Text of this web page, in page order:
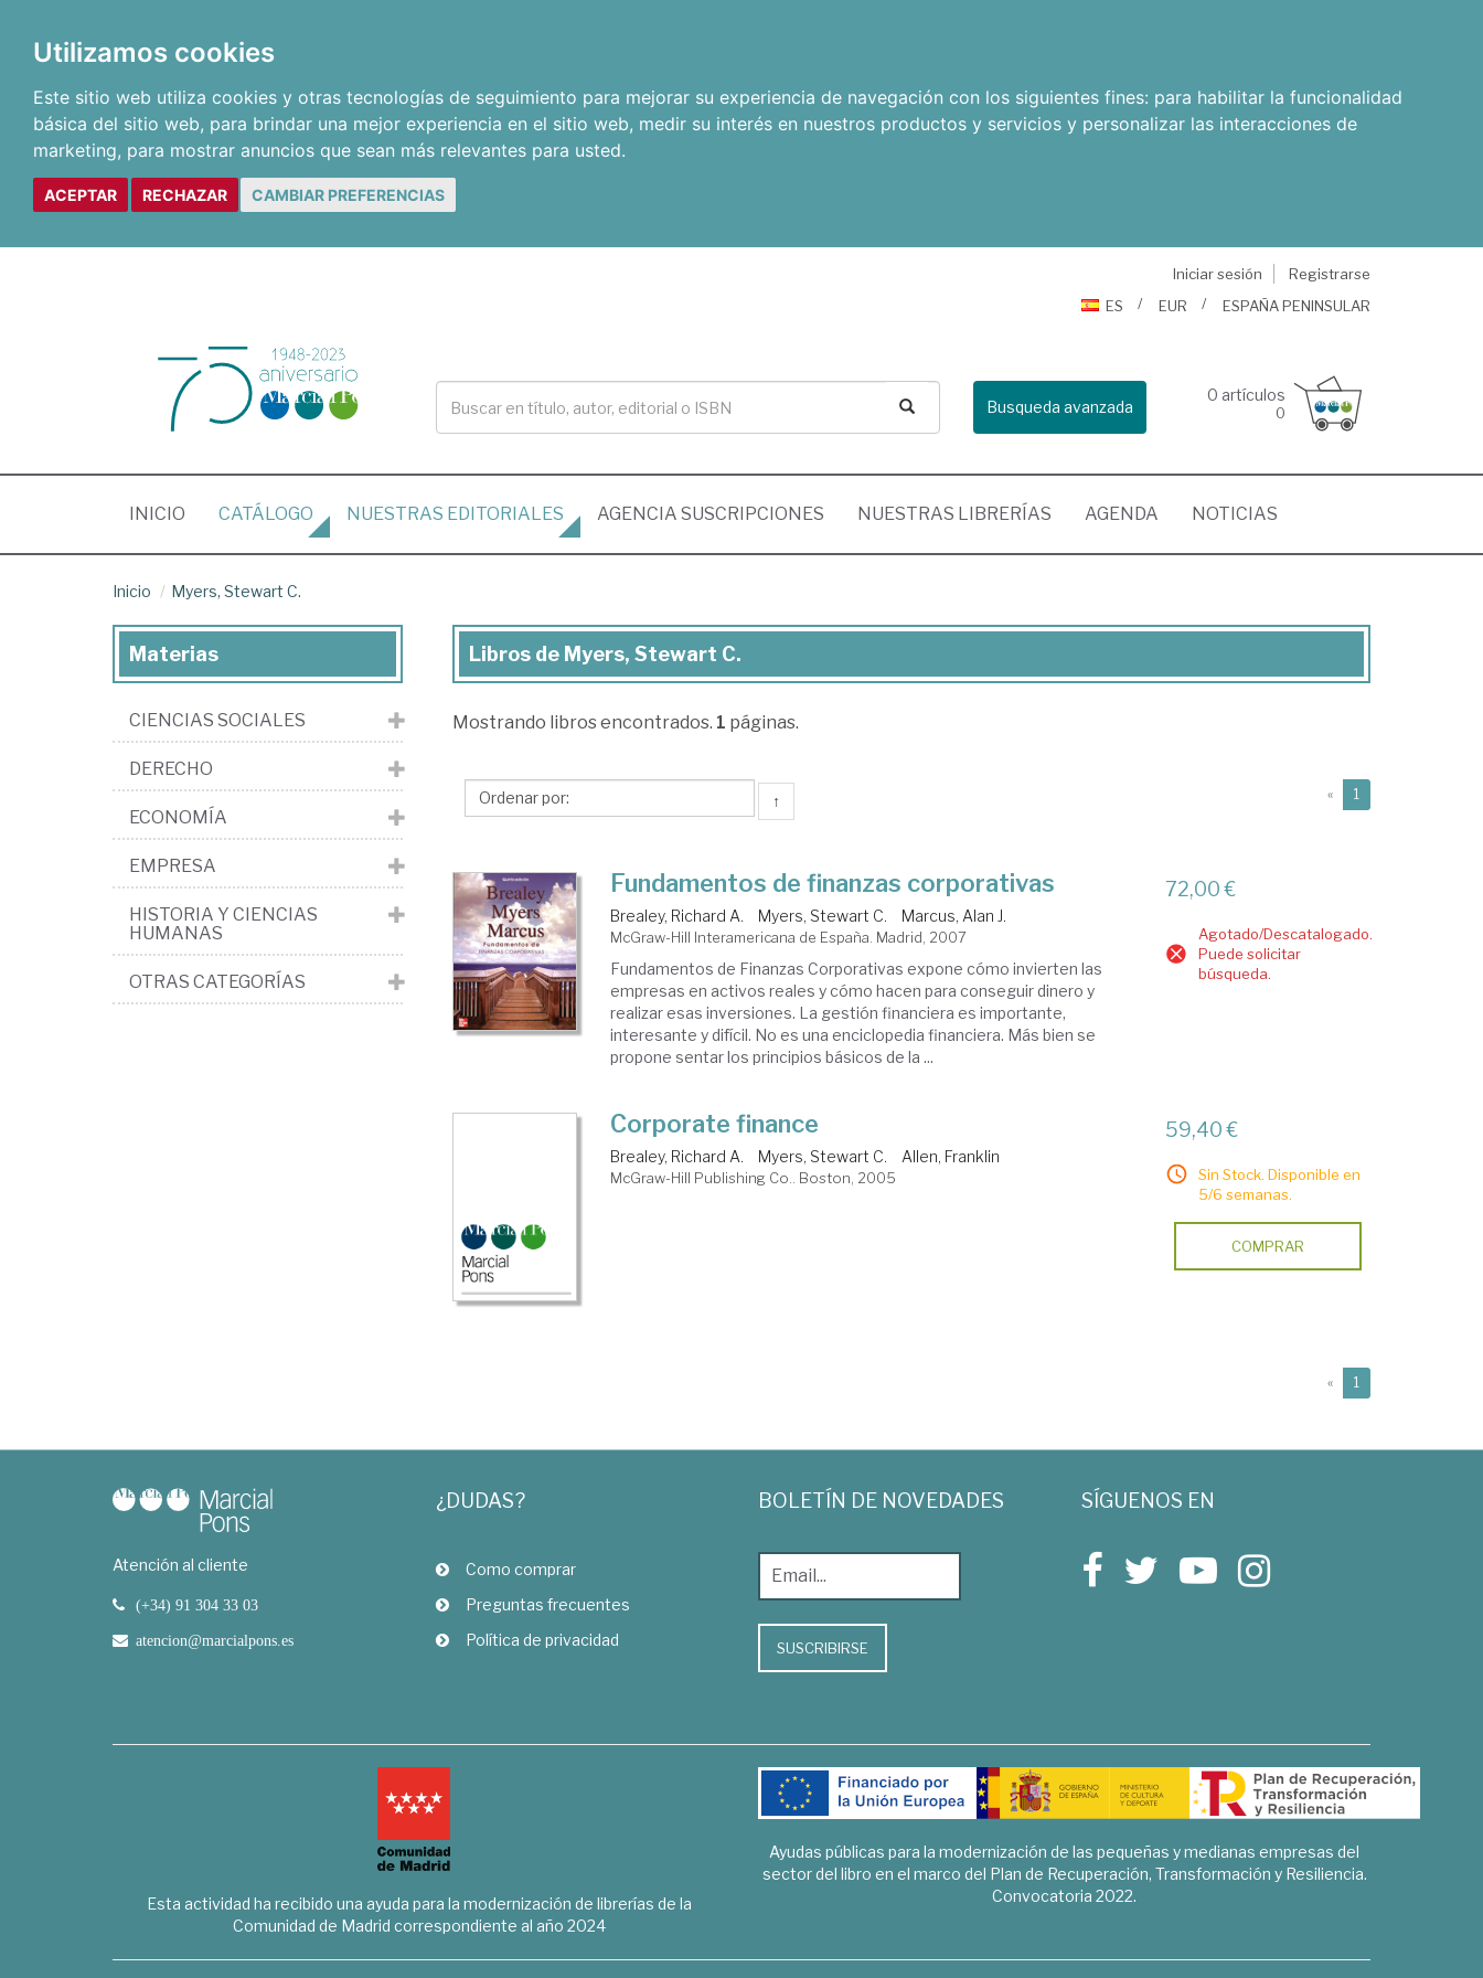
Utilizamos cookies
Este sitio web utiliza cookies y otras tecnologías de seguimiento para mejorar su experiencia de navegación con los siguientes fines: para habilitar la funcionalidad
básica del sitio web, para brindar una mejor experiencia en el sitio web, medir su interés en nuestros productos y servicios y personalizar las interacciones de
marketing, para mostrar anuncios que sean más relevantes para usted.
ACEPTAR RECHAZAR CAMBIAR PREFERENCIAS
Iniciar sesión
Registrarse
ES
EUR ESPAÑA PENINSULAR
Busqueda avanzada
0 artículos
0
INICIO (CURRENT)
CATÁLOGO NUESTRAS EDITORIALES AGENCIA SUSCRIPCIONES NUESTRAS LIBRERÍAS AGENDA NOTICIAS
Inicio Myers, Stewart C.
Libros
Myers,
Libros de Myers, Stewart C.
Mostrando libros encontrados. 1 páginas.
↑ « 1
Fundamentos de finanzas corporativas
Brealey, Richard A. Myers, Stewart C. Marcus, Alan J.
McGraw-Hill Interamericana de España. Madrid, 2007
Fundamentos de Finanzas Corporativas expone cómo invierten las
empresas en activos reales y cómo hacen para conseguir dinero y
realizar esas inversiones. La gestión financiera es importante,
interesante y difícil. No es una enciclopedia financiera. Más bien se
propone sentar los principios básicos de la ...
72,00 €
Agotado/Descatalogado.
Puede solicitar
búsqueda.
Corporate finance
Brealey, Richard A. Myers, Stewart C. Allen, Franklin
McGraw-Hill Publishing Co.. Boston, 2005
59,40 €
Sin Stock. Disponible en
5/6 semanas.
COMPRAR
« 1
Materias
CIENCIAS SOCIALES
DERECHO
ECONOMÍA
EMPRESA
HISTORIA Y CIENCIAS
HUMANAS
OTRAS CATEGORÍAS
Atención al cliente
(+34) 91 304 33 03
atencion@marcialpons.es
¿DUDAS?
Como comprar
Preguntas frecuentes
Política de privacidad
BOLETÍN DE NOVEDADES
SUSCRIBIRSE
SÍGUENOS EN
Esta actividad ha recibido una ayuda para la modernización de librerías de la
Comunidad de Madrid correspondiente al año 2024
Ayudas públicas para la modernización de las pequeñas y medianas empresas del
sector del libro en el marco del Plan de Recuperación, Transformación y Resiliencia.
Convocatoria 2022.